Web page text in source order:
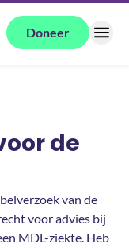
Doneer
de
van de
voor advies bij
MDL-ziekte. Heb